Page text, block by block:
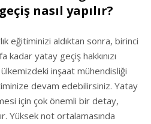
nasıl yapılır?
eğitiminizi aldıktan sonra, birinci
kadar yatay geçiş hakkınızı
inşaat mühendisliği
devam edebilirsiniz. Yatay
için çok önemli bir detay,
Yüksek not ortalamasında